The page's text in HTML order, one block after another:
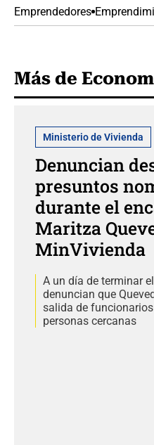
Emprendedores
Más de
Ministerio de Vivienda
Denuncian
presuntos
durante el
Maritza
MinVivienda
A un día de terminar
denuncian que
salida de
personas cercanas